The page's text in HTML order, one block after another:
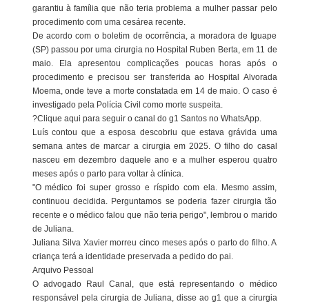
garantiu à família que não teria problema a mulher passar pelo
procedimento com uma cesárea recente.
De acordo com o boletim de ocorrência, a moradora de Iguape
(SP) passou por uma cirurgia no Hospital Ruben Berta, em 11 de
maio. Ela apresentou complicações poucas horas após o
procedimento e precisou ser transferida ao Hospital Alvorada
Moema, onde teve a morte constatada em 14 de maio. O caso é
investigado pela Polícia Civil como morte suspeita.
?Clique aqui para seguir o canal do g1 Santos no WhatsApp.
Luís contou que a esposa descobriu que estava grávida uma
semana antes de marcar a cirurgia em 2025. O filho do casal
nasceu em dezembro daquele ano e a mulher esperou quatro
meses após o parto para voltar à clínica.
"O médico foi super grosso e ríspido com ela. Mesmo assim,
continuou decidida. Perguntamos se poderia fazer cirurgia tão
recente e o médico falou que não teria perigo", lembrou o marido
de Juliana.
Juliana Silva Xavier morreu cinco meses após o parto do filho. A
criança terá a identidade preservada a pedido do pai.
Arquivo Pessoal
O advogado Raul Canal, que está representando o médico
responsável pela cirurgia de Juliana, disse ao g1 que a cirurgia